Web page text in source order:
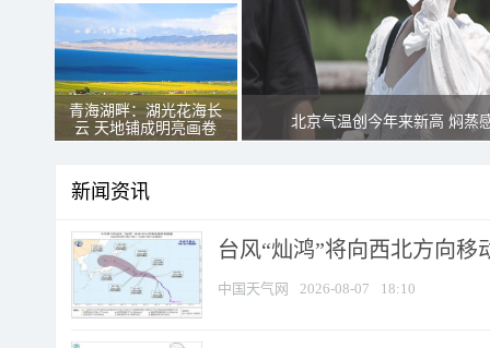
青海湖畔：湖光花海长
云 天地铺成明亮画卷
北京气温创今年来新高 焖蒸
新闻资讯
台风“灿鸿”将向西北方向移
中国天气网 2026-08-07 18:10